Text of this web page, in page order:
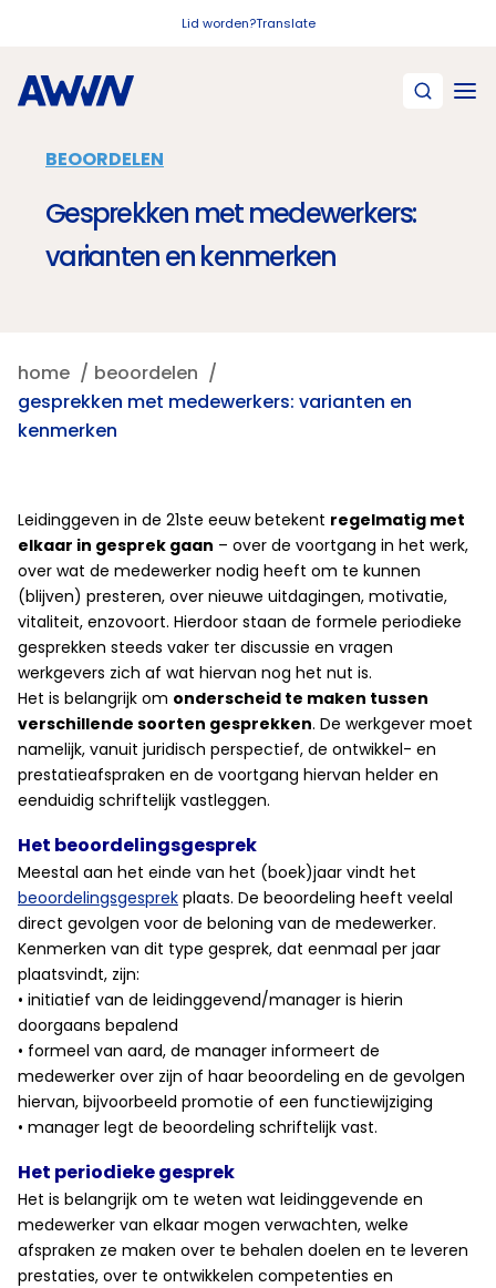
Lid worden?Translate
BEOORDELEN
Gesprekken met medewerkers:
varianten en kenmerken
home
beoordelen
gesprekken met medewerkers: varianten en
kenmerken
Leidinggeven in de 21ste eeuw betekent regelmatig met
elkaar in gesprek gaan – over de voortgang in het werk,
over wat de medewerker nodig heeft om te kunnen
(blijven) presteren, over nieuwe uitdagingen, motivatie,
vitaliteit, enzovoort. Hierdoor staan de formele periodieke
gesprekken steeds vaker ter discussie en vragen
werkgevers zich af wat hiervan nog het nut is.
Het is belangrijk om onderscheid te maken tussen
verschillende soorten gesprekken. De werkgever moet
namelijk, vanuit juridisch perspectief, de ontwikkel- en
prestatieafspraken en de voortgang hiervan helder en
eenduidig schriftelijk vastleggen.
Het beoordelingsgesprek
Meestal aan het einde van het (boek)jaar vindt het
beoordelingsgesprek plaats. De beoordeling heeft veelal
direct gevolgen voor de beloning van de medewerker.
Kenmerken van dit type gesprek, dat eenmaal per jaar
plaatsvindt, zijn:
• initiatief van de leidinggevend/manager is hierin
doorgaans bepalend
• formeel van aard, de manager informeert de
medewerker over zijn of haar beoordeling en de gevolgen
hiervan, bijvoorbeeld promotie of een functiewijziging
• manager legt de beoordeling schriftelijk vast.
Het periodieke gesprek
Het is belangrijk om te weten wat leidinggevende en
medewerker van elkaar mogen verwachten, welke
afspraken ze maken over te behalen doelen en te leveren
prestaties, over te ontwikkelen competenties en